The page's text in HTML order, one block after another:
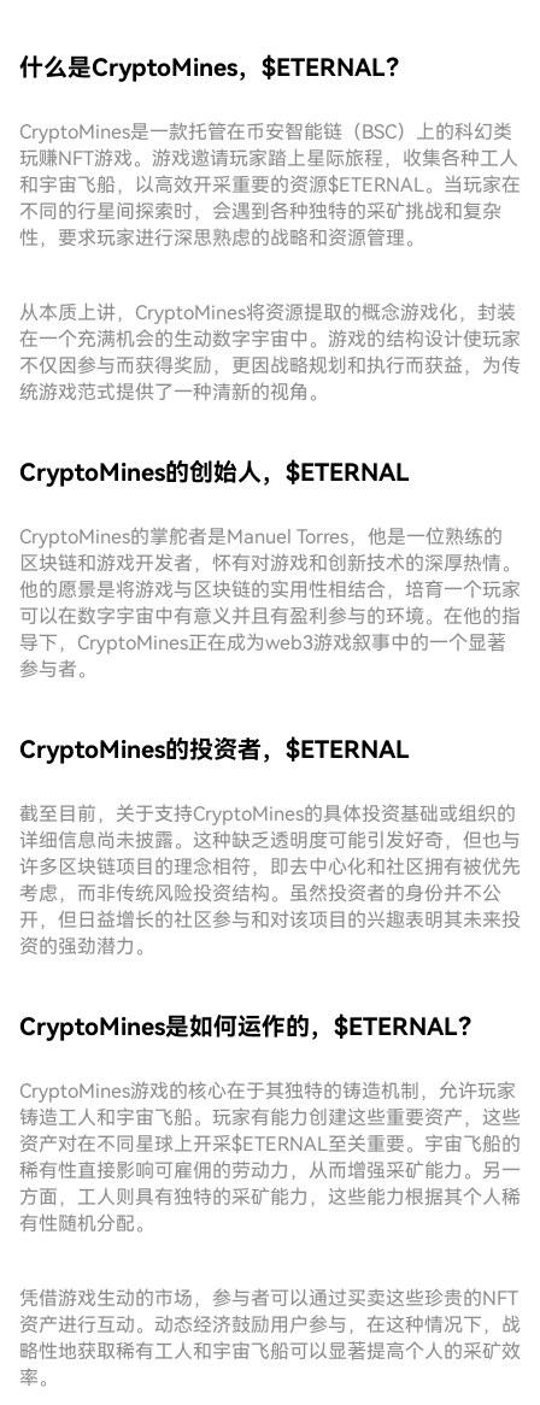
什么是CryptoMines，$ETERNAL？
CryptoMines是一款托管在币安智能链（BSC）上的科幻类
玩赚NFT游戏。游戏邀请玩家踏上星际旅程，收集各种工人
和宇宙飞船，以高效开采重要的资源$ETERNAL。当玩家在
不同的行星间探索时，会遇到各种独特的采矿挑战和复杂
性，要求玩家进行深思熟虑的战略和资源管理。
从本质上讲，CryptoMines将资源提取的概念游戏化，封装
在一个充满机会的生动数字宇宙中。游戏的结构设计使玩家
不仅因参与而获得奖励，更因战略规划和执行而获益，为传
统游戏范式提供了一种清新的视角。
CryptoMines的创始人，$ETERNAL
CryptoMines的掌舵者是Manuel Torres，他是一位熟练的
区块链和游戏开发者，怀有对游戏和创新技术的深厚热情。
他的愿景是将游戏与区块链的实用性相结合，培育一个玩家
可以在数字宇宙中有意义并且有盈利参与的环境。在他的指
导下，CryptoMines正在成为web3游戏叙事中的一个显著
参与者。
CryptoMines的投资者，$ETERNAL
截至目前，关于支持CryptoMines的具体投资基础或组织的
详细信息尚未披露。这种缺乏透明度可能引发好奇，但也与
许多区块链项目的理念相符，即去中心化和社区拥有被优先
考虑，而非传统风险投资结构。虽然投资者的身份并不公
开，但日益增长的社区参与和对该项目的兴趣表明其未来投
资的强劲潜力。
CryptoMines是如何运作的，$ETERNAL？
CryptoMines游戏的核心在于其独特的铸造机制，允许玩家
铸造工人和宇宙飞船。玩家有能力创建这些重要资产，这些
资产对在不同星球上开采$ETERNAL至关重要。宇宙飞船的
稀有性直接影响可雇佣的劳动力，从而增强采矿能力。另一
方面，工人则具有独特的采矿能力，这些能力根据其个人稀
有性随机分配。
凭借游戏生动的市场，参与者可以通过买卖这些珍贵的NFT
资产进行互动。动态经济鼓励用户参与，在这种情况下，战
略性地获取稀有工人和宇宙飞船可以显著提高个人的采矿效
率。